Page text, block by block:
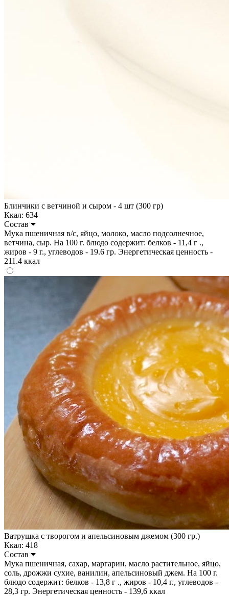
Блинчики с ветчиной и сыром - 4 шт (300 гр)
Ккал: 634
Состав
Мука пшеничная в/с, яйцо, молоко, масло подсолнечное,
ветчина, сыр. На 100 г. блюдо содержит: белков - 11,4 г .,
жиров - 9 г., углеводов - 19.6 гр. Энергетическая ценность -
211.4 ккал
Ватрушка с творогом и апельсиновым джемом (300 гр.)
Ккал: 418
Состав
Мука пшеничная, сахар, маргарин, масло растительное, яйцо,
соль, дрожжи сухие, ванилин, апельсиновый джем. На 100 г.
блюдо содержит: белков - 13,8 г ., жиров - 10,4 г., углеводов -
28,3 гр. Энергетическая ценность - 139,6 ккал